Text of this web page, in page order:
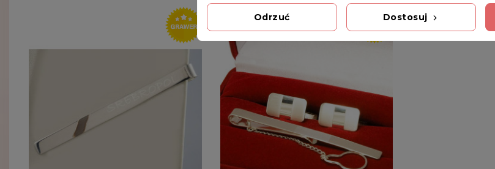
Odrzuć Dostosuj